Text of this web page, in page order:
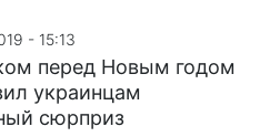
- 15:13
перед Новым годом
украинцам
сюрприз